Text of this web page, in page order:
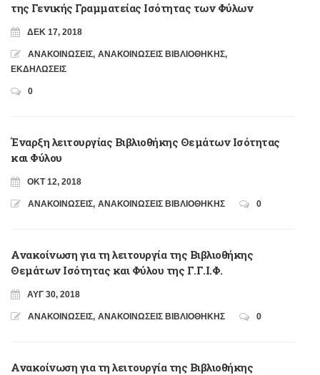
της Γενικής Γραμματείας Ισότητας των Φύλων
ΔΕΚ 17, 2018
ΑΝΑΚΟΙΝΩΣΕΙΣ, ΑΝΑΚΟΙΝΩΣΕΙΣ ΒΙΒΛΙΟΘΗΚΗΣ,
ΕΚΔΗΛΩΣΕΙΣ
0
Έναρξη λειτουργίας Βιβλιοθήκης Θεμάτων Ισότητας
και Φύλου
ΟΚΤ 12, 2018
ΑΝΑΚΟΙΝΩΣΕΙΣ, ΑΝΑΚΟΙΝΩΣΕΙΣ ΒΙΒΛΙΟΘΗΚΗΣ 0
Ανακοίνωση για τη λειτουργία της Βιβλιοθήκης
Θεμάτων Ισότητας και Φύλου της Γ.Γ.Ι.Φ.
ΑΥΓ 30, 2018
ΑΝΑΚΟΙΝΩΣΕΙΣ, ΑΝΑΚΟΙΝΩΣΕΙΣ ΒΙΒΛΙΟΘΗΚΗΣ 0
Ανακοίνωση για τη λειτουργία της Βιβλιοθήκης